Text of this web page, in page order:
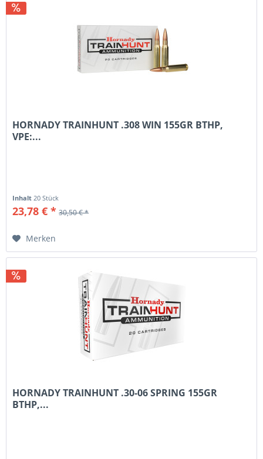
HORNADY TRAINHUNT .308 WIN 155GR BTHP,
VPE:...
Inhalt20 Stück
23,78 € * 30,50 € *
Merken
HORNADY TRAINHUNT .30-06 SPRING 155GR
BTHP,...